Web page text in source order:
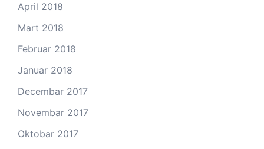
April 2018
Mart 2018
Februar 2018
Januar 2018
Decembar 2017
Novembar 2017
Oktobar 2017